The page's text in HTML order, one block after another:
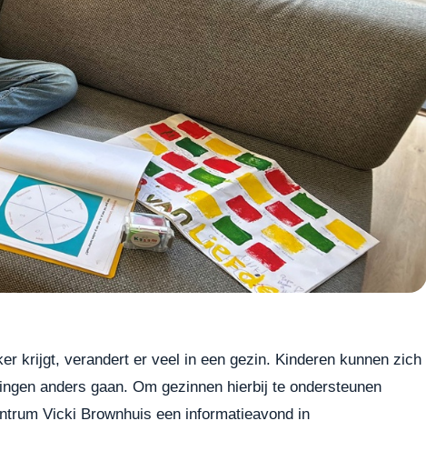
krijgt, verandert er veel in een gezin. Kinderen kunnen zich
anders gaan. Om gezinnen hierbij te ondersteunen
Vicki Brownhuis een informatieavond in